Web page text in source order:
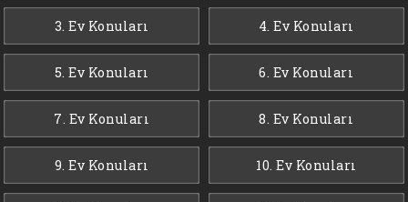
3. Ev Konuları 4. Ev Konuları
5. Ev Konuları 6. Ev Konuları
7. Ev Konuları 8. Ev Konuları
9. Ev Konuları 10. Ev Konuları